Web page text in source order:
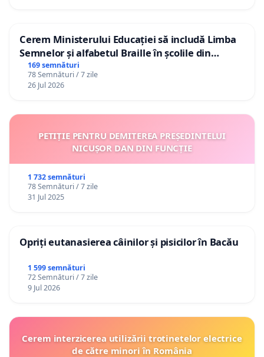
Cerem Ministerului Educației să includă Limba
Semnelor și alfabetul Braille în școlile din
Republica Moldova!
169 semnături
78 Semnături / 7 zile
26 Jul 2026
PETIȚIE PENTRU DEMITEREA PREȘEDINTELUI
NICUȘOR DAN DIN FUNCȚIE
1 732 semnături
78 Semnături / 7 zile
31 Jul 2025
Opriți eutanasierea câinilor și pisicilor în Bacău
1 599 semnături
72 Semnături / 7 zile
9 Jul 2026
Cerem interzicerea utilizării trotinetelor electrice
de către minori în România